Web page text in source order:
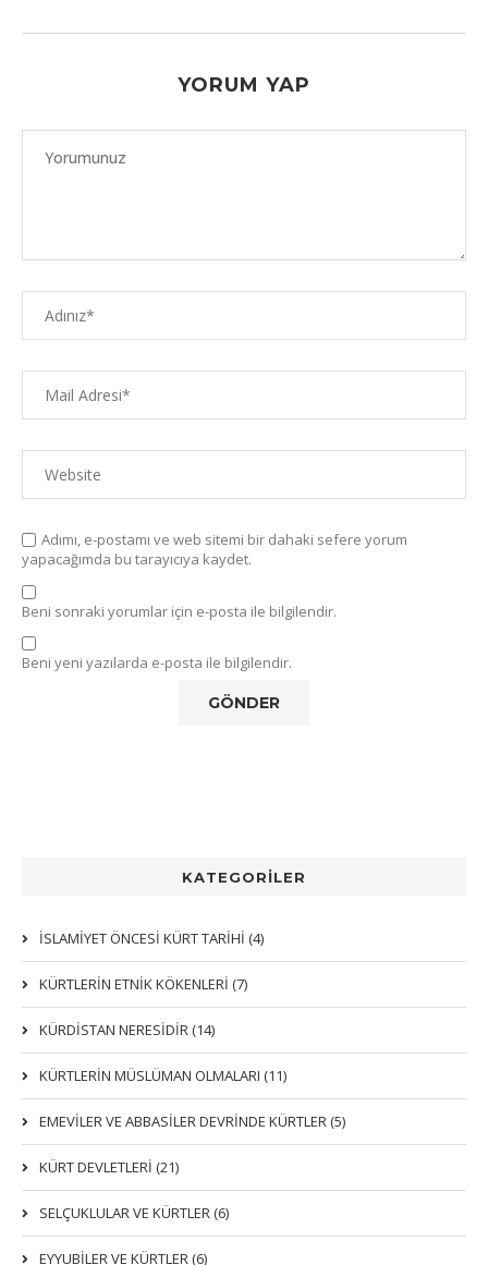
YORUM YAP
Adımı, e-postamı ve web sitemi bir dahaki sefere yorum
yapacağımda bu tarayıcıya kaydet.
Beni sonraki yorumlar için e-posta ile bilgilendir.
Beni yeni yazılarda e-posta ile bilgilendir.
KATEGORİLER
İSLAMİYET ÖNCESİ KÜRT TARİHİ (4)
KÜRTLERIN ETNIK KÖKENLERI (7)
KÜRDİSTAN NERESİDİR (14)
KÜRTLERİN MÜSLÜMAN OLMALARI (11)
EMEVİLER VE ABBASİLER DEVRİNDE KÜRTLER (5)
KÜRT DEVLETLERİ (21)
SELÇUKLULAR VE KÜRTLER (6)
EYYUBİLER VE KÜRTLER (6)